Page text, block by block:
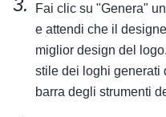
Fai clic su "Genera"
e attendi che il
miglior design del
stile dei loghi generati
barra degli strumenti